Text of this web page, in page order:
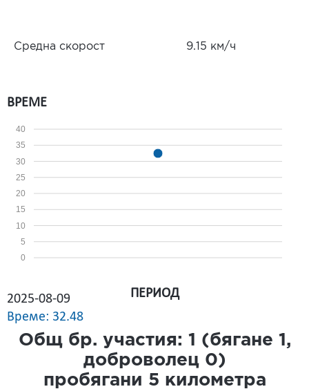
Средна скорост 9.15 км/ч
ВРЕМЕ
0
5
10
15
20
25
30
35
40
2025-08-09
Време: 32.48
ПЕРИОД
Общ бр. участия: 1 (бягане 1 ,
доброволец 0)
пробягани 5 километра